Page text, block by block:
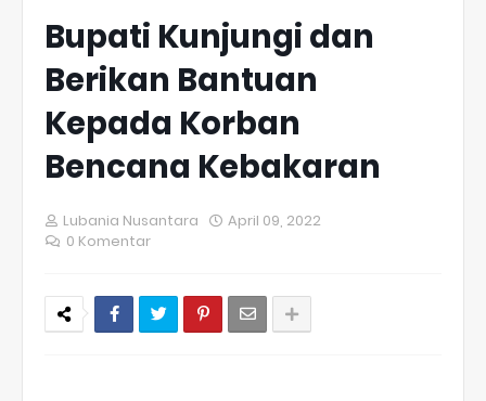
Bupati Kunjungi dan
Berikan Bantuan
Kepada Korban
Bencana Kebakaran
Lubania Nusantara
April 09, 2022
0 Komentar